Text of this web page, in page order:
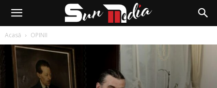
Acasă OPINII